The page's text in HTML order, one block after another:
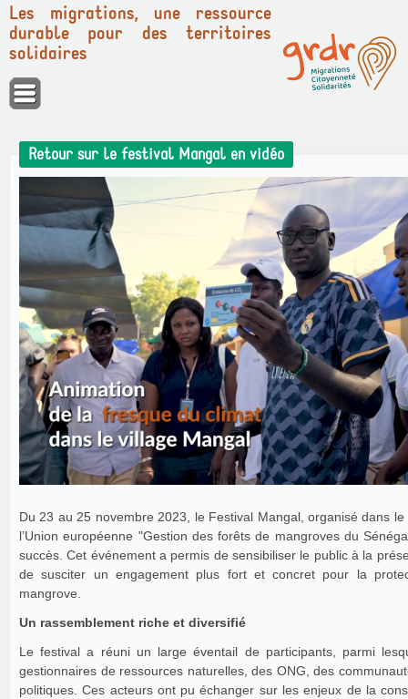
Panneau de gestion des cookies
Les migrations, une ressource
durable pour des territoires
solidaires
Retour sur le festival Mangal en vidéo
Du 23 au 25 novembre 2023, le Festival Mangal, organisé dans
l’Union européenne "Gestion des forêts de mangroves du
succès. Cet événement a permis de sensibiliser le public à la
de susciter un engagement plus fort et concret pour la
mangrove.
Un rassemblement riche et diversifié
Le festival a réuni un large éventail de participants, parmi
gestionnaires de ressources naturelles, des ONG, des
politiques. Ces acteurs ont pu échanger sur les enjeux de la